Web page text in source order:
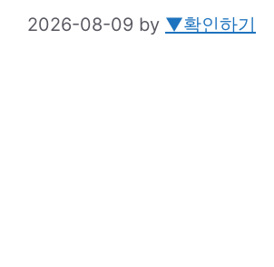
2026-08-09 by ▼확인하기